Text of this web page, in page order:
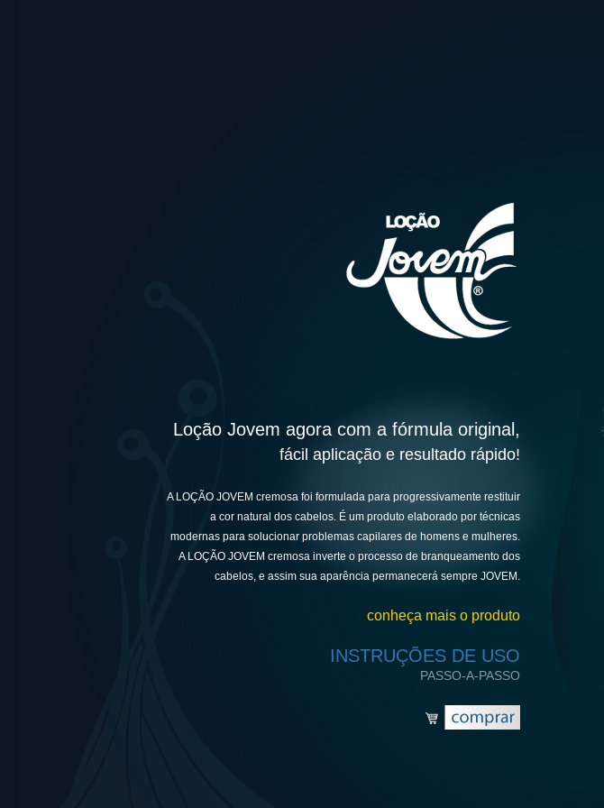
Loção Jovem agora com a fórmula original,
fácil aplicação e resultado rápido!
A LOÇÃO JOVEM cremosa foi formulada para progressivamente restituir
a cor natural dos cabelos. É um produto elaborado por técnicas
modernas para solucionar problemas capilares de homens e mulheres.
A LOÇÃO JOVEM cremosa inverte o processo de branqueamento dos
cabelos, e assim sua aparência permanecerá sempre JOVEM.
conheça mais o produto
INSTRUÇÕES DE USO
PASSO-A-PASSO